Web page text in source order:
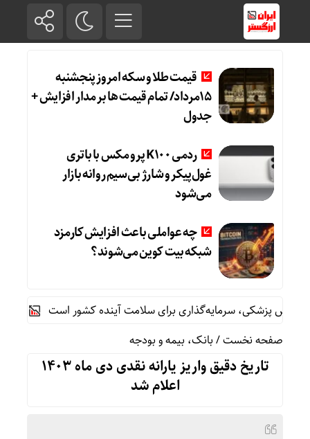
قیمت طلا و سکه امروز پنجشنبه
15مرداد/ تمام قیمت ها بر مدار افزایش +
جدول
ردمی K100 پرو مکس با باتری
غول‌پیکر و شارژ بی‌سیم روانه بازار
می‌شود
چه عواملی باعث افزایش کارمزد
شبکه بیت کوین می‌شوند؟
پزشکی، سرمایه‌گذاری برای سلامت آینده کشور است
صفحه نخست/بانک، بیمه و بودجه
تاریخ دقیق واریز یارانه نقدی دی ماه ۱۴۰۳
اعلام شد